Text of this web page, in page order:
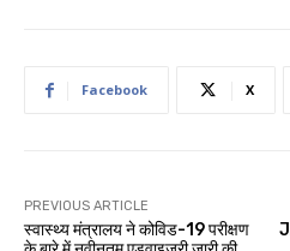
Facebook X
PREVIOUS ARTICLE
स्वास्थ्य मंत्रालय ने कोविड-19 परीक्षण